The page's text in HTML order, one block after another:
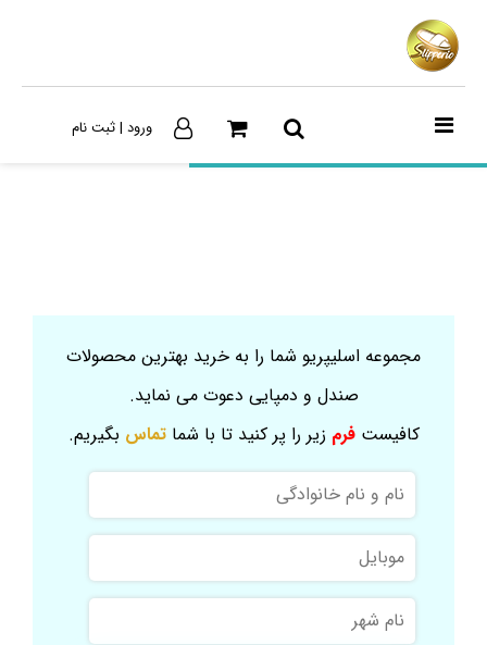
ورود | ثبت نام
مجموعه اسلیپریو شما را به خرید بهترین محصولات
صندل و دمپایی دعوت می نماید.
کافیستفرم زیر را پر کنید تا با شماتماس بگیریم.
نام
و
نام
خانوادگی
موبایل
نام
شهر